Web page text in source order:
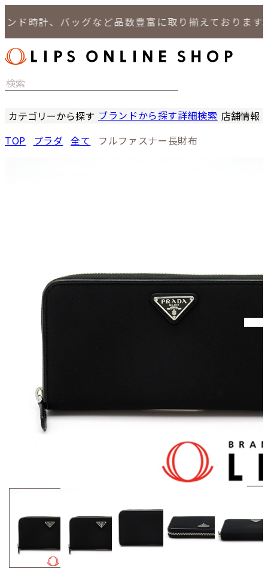
時計、バッグなど品数豊富に取り揃えております。
カテゴリーから探す
バッグ
ブランドから探す詳細検索 店舗情報
TOP プラダ 全て フルファスナー長財布